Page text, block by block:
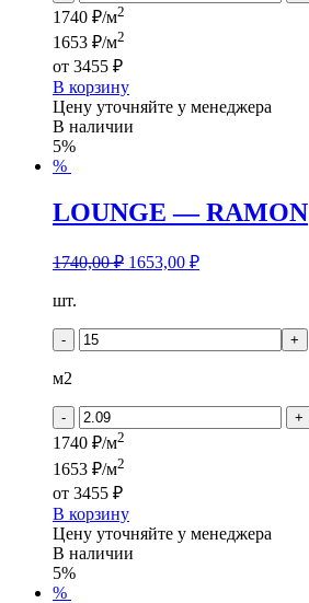
1740 ₽/м2
1653 ₽/м2
от 3455 ₽
В корзину
Цену уточняйте у менеджера
В наличии
5%
%
LOUNGE — RAMON
1740,00₽ 1653,00 ₽
Количество
LOUNGE
RAMON
шт.
- +
м2
- +
1740 ₽/м2
1653 ₽/м2
от 3455 ₽
В корзину
Цену уточняйте у менеджера
В наличии
5%
%